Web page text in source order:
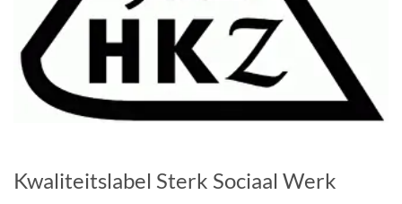
Kwaliteitslabel Sterk Sociaal Werk